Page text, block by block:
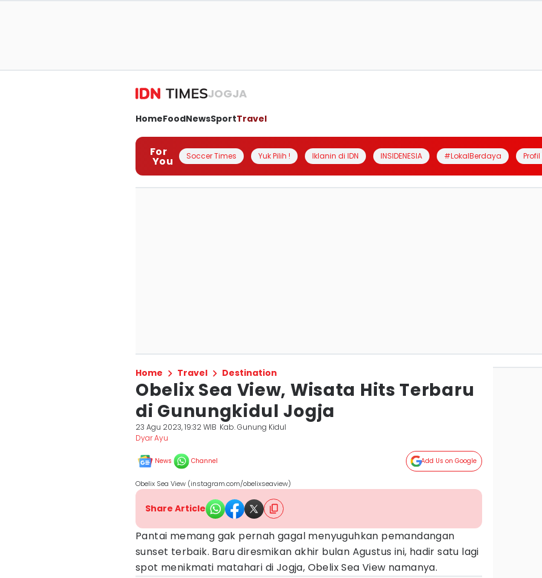
JOGJA
HomeFoodNewsSportTravel
For
You Soccer Times Yuk Pilih ! Iklanin di IDN INSIDENESIA #LokalBerdaya
Home Travel Destination
Obelix Sea View, Wisata Hits Terbaru
di Gunungkidul Jogja
23 Agu 2023, 19:32 WIB Kab. Gunung Kidul
Dyar Ayu
News Channel Add Us on Google
Obelix Sea View (instagram.com/obelixseaview)
Share Article
Pantai memang gak pernah gagal menyuguhkan pemandangan
sunset terbaik. Baru diresmikan akhir bulan Agustus ini, hadir satu lagi
spot menikmati matahari di Jogja, Obelix Sea View namanya.